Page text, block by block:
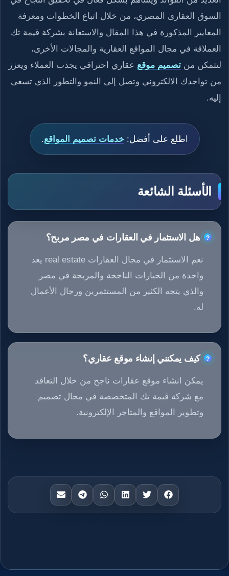
السوق العقارى المصري، من خلال اتباع الخطوات ومعرفة
المعايير المذكورة في هذا المقال والاستعانة بشركة قيمة تك
العملاقة في مجال المواقع العقارية والمجالات الأخرى،
لتتمكن من تصميم موقع عقاري احترافي يجذب العملاء ويعزز
من تواجدك الالكتروني وتصل إلى النمو والتطور الذي تسعى
إليه.
اطلع على أفضل: خدمات تصميم المواقع.
الأسئلة الشائعة
هل الاستثمار في العقارات في مصر مربح؟
نعم الاستثمار في مجال العقارات real estate يعد
واحدة من الخيارات الناجحة والمربحة في مصر
والذي يتجه الكثير من المستثمرين ورجال الأعمال
له.
كيف يمكنني إنشاء موقع عقاري؟
يمكن انشاء موقع عقارات ناجح من خلال التعاقد
مع شركة قيمة تك المتخصصة في مجال تصميم
وتطوير المواقع والمتاجر الإلكترونية.